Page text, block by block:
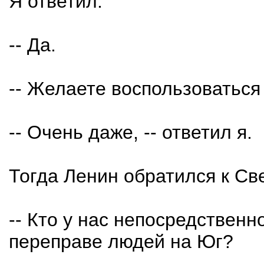
-- Да.
-- Желаете
-- Очень даже, -- ответил я.
Тогда Ленин обратился к
-- Кто у нас
переправе людей на Юг?